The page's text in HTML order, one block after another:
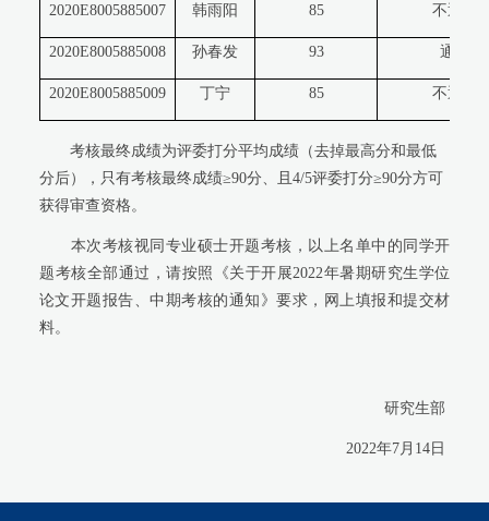
2020E8005885007 韩雨阳 85 不通过
2020E8005885008 孙春发 93 通过
2020E8005885009 丁宁 85 不通过
考核最终成绩为评委打分平均成绩（去掉最高分和最低
分后），只有考核最终成绩≥90分、且 4/5评委打分≥90分方可
获得审查资格。
本次考核视同专业硕士开题考核，以上名单中的同学开
题考核全部通过，请按照《关于开展2022年暑期研究生学位
论文开题报告、中期考核的通知》要求，网上填报和提交材
料。
研究生部
2022年7 月 14 日